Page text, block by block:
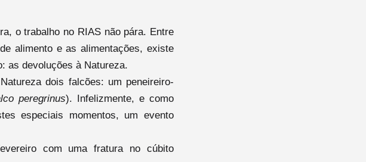
o trabalho no RIAS não pára. Entre
alimento e as alimentações, existe
as devoluções à Natureza.
dois falcões: um peneireiro-
peregrinus). Infelizmente, e como
especiais momentos, um evento
com uma fratura no cúbito